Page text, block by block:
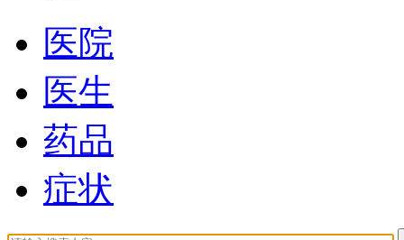
医院
医生
药品
症状